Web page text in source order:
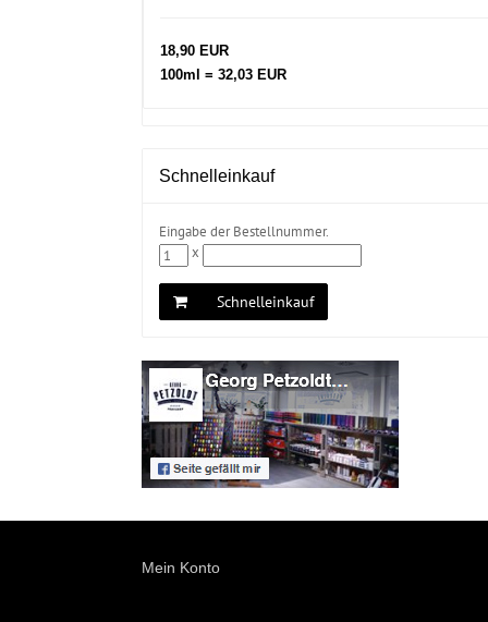
18,90 EUR
100ml = 32,03 EUR
Schnelleinkauf
Eingabe der Bestellnummer.
x
Schnelleinkauf
Mein Konto